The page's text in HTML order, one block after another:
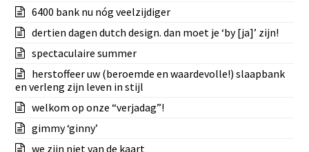
6400 bank nu nóg veelzijdiger
dertien dagen dutch design. dan moet je ‘by [ja]’ zijn!
spectaculaire summer
herstoffeer uw (beroemde en waardevolle!) slaapbank
en verleng zijn leven in stijl
welkom op onze “verjadag”!
gimmy ‘ginny’
we zijn niet van de kaart